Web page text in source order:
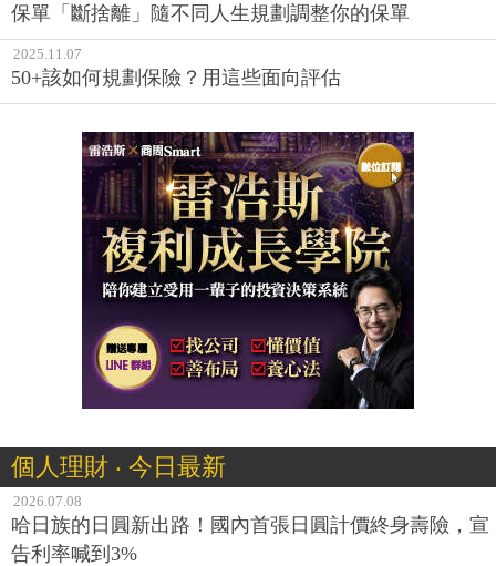
保單「斷捨離」隨不同人生規劃調整你的保單
2025.11.07
50+該如何規劃保險？用這些面向評估
個人理財 ‧ 今日最新
2026.07.08
哈日族的日圓新出路！國內首張日圓計價終身壽險，宣
告利率喊到3%